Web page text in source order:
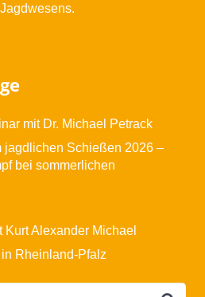
mit Dr. Michael Petrack
jagdlichen Schießen 2026 –
bei sommerlichen
Alexander Michael
Rheinland-Pfalz